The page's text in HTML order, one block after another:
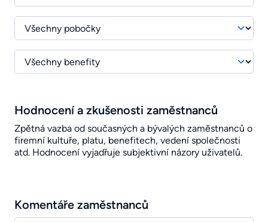
Hodnocení a zkušenosti zaměstnanců
Zpětná vazba od současných a bývalých zaměstnanců o
firemní kultuře, platu, benefitech, vedení společnosti
atd. Hodnocení vyjadřuje subjektivní názory uživatelů.
Komentáře zaměstnanců